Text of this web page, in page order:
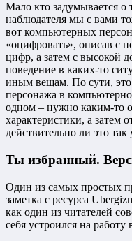
Мало кто задумывается о
наблюдателя мы с вами
вот компьютерных
«оцифровать», описав с
цифр, а затем с высокой
поведение в каких-то
иным вещам. По сути,
персонажа в
одном – нужно каким-то
характеристики, а затем
действительно ли это
Ты избранный.
Один из самых простых
заметка с ресурса
как один из читателей
себя устроился на работу